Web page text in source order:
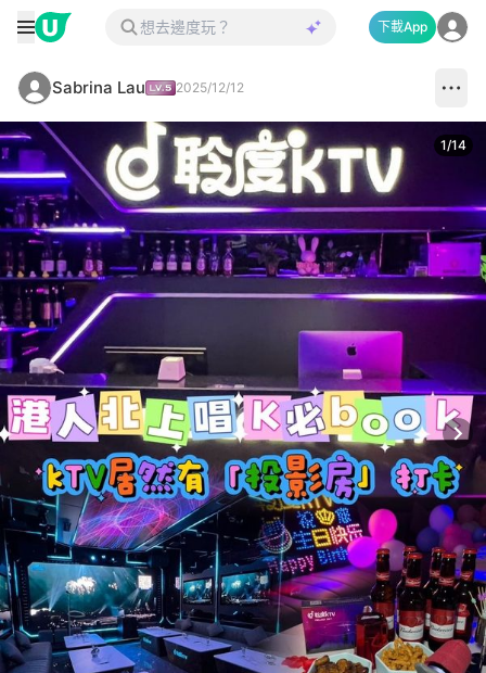
下載App
Sabrina Lau 2025/12/12
1/14